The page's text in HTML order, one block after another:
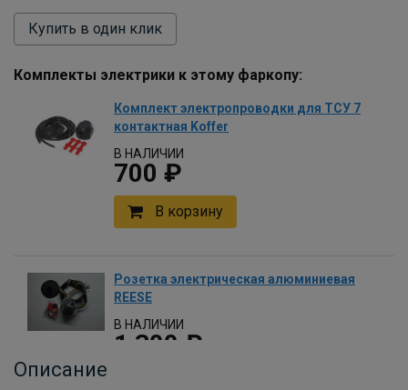
Купить в один клик
Комплекты электрики к этому фаркопу:
Комплект электропроводки для ТСУ 7
контактная Koffer
В НАЛИЧИИ
700 ₽
В корзину
Розетка электрическая алюминиевая
REESE
В НАЛИЧИИ
1 300 ₽
Описание